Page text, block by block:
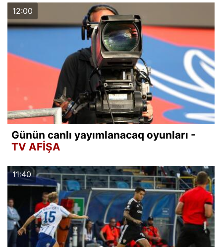
12:00
Günün canlı yayımlanacaq oyunları -
TV AFİŞA
11:40